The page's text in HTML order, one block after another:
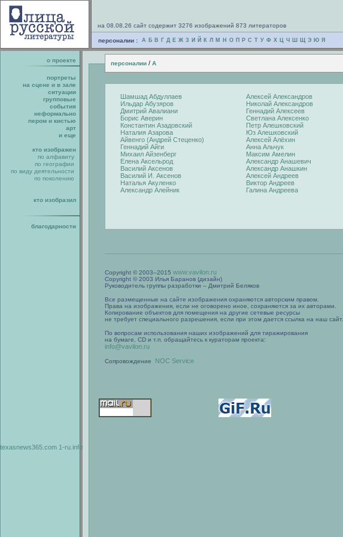
на 08.08.26 сайт содержит 3276 изображений 873 литераторов
персоналии : А Б В Г Д Е Ж З И Й К Л М Н О П Р С Т У Ф Х Ц Ч Ш Щ Э Ю Я
о проекте персоналии / А
портреты
на сцене и в зале
ситуации
групповые
события
неформально
пером и кистью
арт
и еще
кто изображен
по алфавиту
по географии
по виду деятельности
по поколению
кто изобразил
благодарности
Шамшад Абдуллаев
Ильдар Абузяров
Дмитрий Авалиани
Борис Аверин
Константин Азадовский
Наталия Азарова
Айвенго (Андрей Стеценко)
Геннадий Айги
Михаил Айзенберг
Елена Аксельрод
Василий Аксенов
Василий И. Аксенов
Наталья Акуленко
Александр Алейник
Алексей Александров
Николай Александров
Геннадий Алексеев
Светлана Алексенко
Петр Алешковский
Юз Алешковский
Алексей Алёхин
Анна Альчук
Максим Амелин
Александр Анашевич
Александр Анашкин
Алексей Андреев
Виктор Андреев
Галина Андреева
Copyright © 2003–2015 www.vavilon.ru
Copyright © 2003 Илья Баранов (дизайн)
Руководитель группы разработки – Дмитрий Беляков
Все размещенные на сайте изображения охраняются авторским правом.
Права на изображения, если не оговорено иное, сохраняются за их авторами.
Копирование объектов для помещения на другие сетевые ресурсы
не требует специального разрешения, если при этом дается ссылка на наш сайт.
По вопросам использования наших изображений для тиражирования
на бумаге, CD и т.п. обращайтесь к кураторам проекта:
info@vavilon.ru
Сопровождение NOC Service
texasnews365.com 1-ru.info